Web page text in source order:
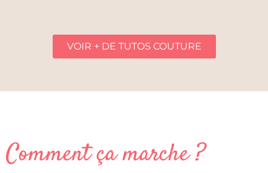
VOIR + DE TUTOS COUTURE
Comment ça marche ?